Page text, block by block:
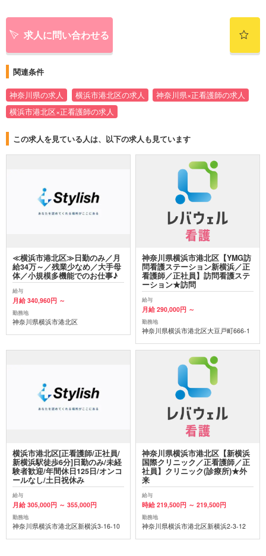
求人に問い合わせる
関連条件
神奈川県の求人 横浜市港北区の求人
神奈川県×正看護師の求人
横浜市港北区×正看護師の求人
この求人を見ている人は、以下の求人も見ています
≪横浜市港北区≫日勤のみ／月
給34万～／残業少なめ／大手母
体／小規模多機能でのお仕事♪
給与
月給 340,960円 ～
勤務地
神奈川県横浜市港北区
神奈川県横浜市港北区【YMG訪
問看護ステーション新横浜／正
看護師／正社員】訪問看護ステ
ーション★訪問
給与
月給 290,000円 ～
勤務地
神奈川県横浜市港北区大豆戸町666-1
横浜市港北区[正看護師/正社員/
新横浜駅徒歩6分]日勤のみ/未経
験者歓迎/年間休日125日/オンコ
ールなし/土日祝休み
給与
月給 305,000円 ～ 355,000円
勤務地
神奈川県横浜市港北区新横浜3-16-10
神奈川県横浜市港北区【新横浜
国際クリニック／正看護師／正
社員】クリニック(診療所)★外
来
給与
時給 219,500円 ～ 219,500円
勤務地
神奈川県横浜市港北区新横浜2-3-12